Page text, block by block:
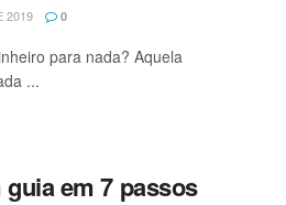
2019 0
para nada? Aquela
...
em 7 passos